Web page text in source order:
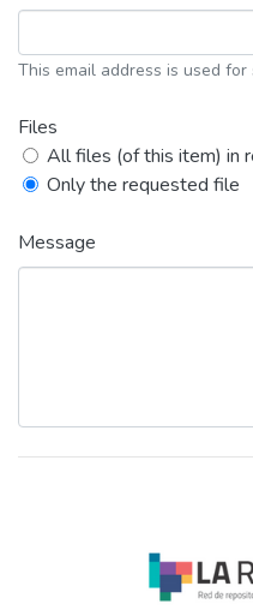
This email address is used
Files
All files (of this item) in
Only the requested file
Message